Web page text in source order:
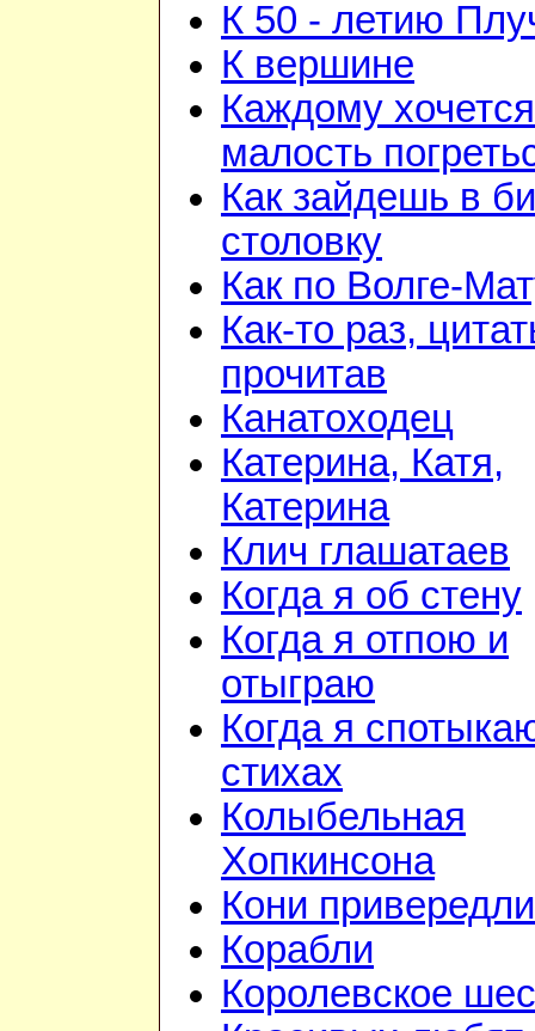
К 50 - летию
К вершине
Каждому хочется
малость
Как зайдешь в
столовку
Как по Волге-
Как-то раз,
прочитав
Канатоходец
Катерина, Катя,
Катерина
Клич глашатаев
Когда я об стену
Когда я отпою и
отыграю
Когда я
стихах
Колыбельная
Хопкинсона
Кони
Корабли
Королевское